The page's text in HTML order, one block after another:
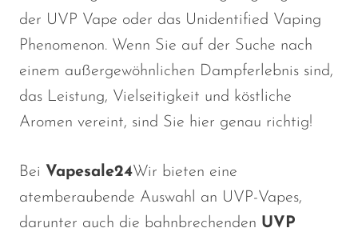
VapMod
Vozol
Yo Bar
Yovo
Zovoo by Voopoo
der UVP Vape oder das Unidentified Vaping
Phenomenon. Wenn Sie auf der Suche nach
einem außergewöhnlichen Dampferlebnis sind,
das Leistung, Vielseitigkeit und köstliche
Aromen vereint, sind Sie hier genau richtig!
Bei Vapesale24Wir bieten eine
atemberaubende Auswahl an UVP-Vapes,
darunter auch die bahnbrechenden UVP